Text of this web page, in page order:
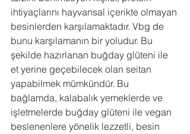
ihtiyaçlarını hayvansal içerikte olmayan
besinlerden karşılamaktadır. Vbg de
bunu karşılamanın bir yoludur. Bu
şekilde hazırlanan buğday glüteni ile
et yerine geçebilecek olan seitan
yapabilmek mümkündür. Bu
bağlamda, kalabalık yemeklerde ve
işletmelerde buğday glüteni ile vegan
beslenenlere yönelik lezzetli, besin